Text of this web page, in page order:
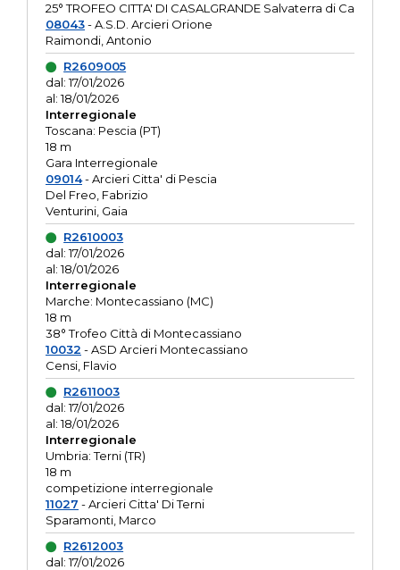
25° TROFEO CITTA' DI CASALGRANDE Salvaterra di Ca
08043- A.S.D. Arcieri Orione
Raimondi, Antonio
R2609005
dal: 17/01/2026
al: 18/01/2026
Interregionale
Toscana: Pescia (PT)
18 m
Gara Interregionale
09014- Arcieri Citta' di Pescia
Del Freo, Fabrizio
Venturini, Gaia
R2610003
dal: 17/01/2026
al: 18/01/2026
Interregionale
Marche: Montecassiano (MC)
18 m
38° Trofeo Città di Montecassiano
10032 - ASD Arcieri Montecassiano
Censi, Flavio
R2611003
dal: 17/01/2026
al: 18/01/2026
Interregionale
Umbria: Terni (TR)
18 m
competizione interregionale
11027 - Arcieri Citta' Di Terni
Sparamonti, Marco
R2612003
dal: 17/01/2026